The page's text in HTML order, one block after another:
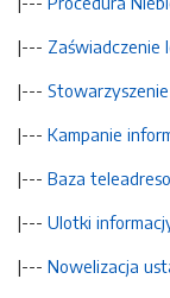
|--- Zaświadczenie
|---
|--- Kampanie
|--- Baza
|--- Ulotki
|--- Nowelizacja